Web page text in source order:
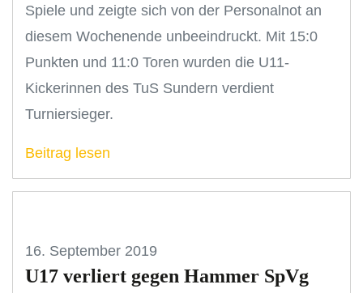
Spiele und zeigte sich von der Personalnot an
diesem Wochenende unbeeindruckt. Mit 15:0
Punkten und 11:0 Toren wurden die U11-
Kickerinnen des TuS Sundern verdient
Turniersieger.
Beitrag lesen
16. September 2019
U17 verliert gegen Hammer SpVg